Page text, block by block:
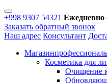
+998 9307 54321 Ежедневно
Заказать обратный звонок
Наш адрес Консультант
Магазин
Косметика для
Очищение